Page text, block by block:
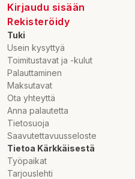
Ursprungsland: Sverige
Importör / marknadsförare:
Ruokosmetsänkatu 10, 37570
Kirjaudu sisään
Rekisteröidy
Tuki
Usein kysyttyä
Toimitustavat ja -kulut
Palauttaminen
Maksutavat
Ota yhteyttä
Anna palautetta
Tietosuoja
Saavutettavuusseloste
Tietoa Kärkkäisestä
Työpaikat
Tarjouslehti